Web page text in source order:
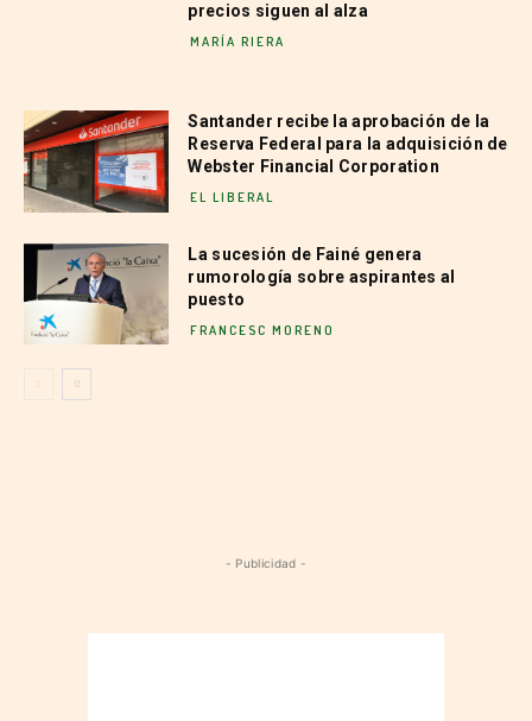
precios siguen al alza
MARÍA RIERA
Santander recibe la aprobación de la
Reserva Federal para la adquisición de
Webster Financial Corporation
EL LIBERAL
La sucesión de Fainé genera
rumorología sobre aspirantes al
puesto
FRANCESC MORENO
- Publicidad -